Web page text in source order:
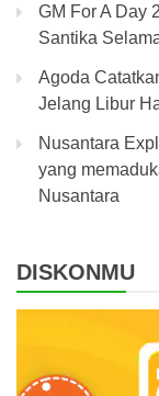
GM For A Day
Santika
Agoda
Jelang Libur
Nusantara
yang
Nusantara
DISKONMU